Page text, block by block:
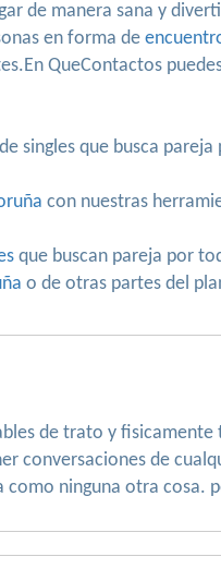
de manera sana y
en forma de
QueContactos
singles que busca
con nuestras
que buscan pareja por
o de otras partes del
de trato y
conversaciones de
como ninguna otra cosa.